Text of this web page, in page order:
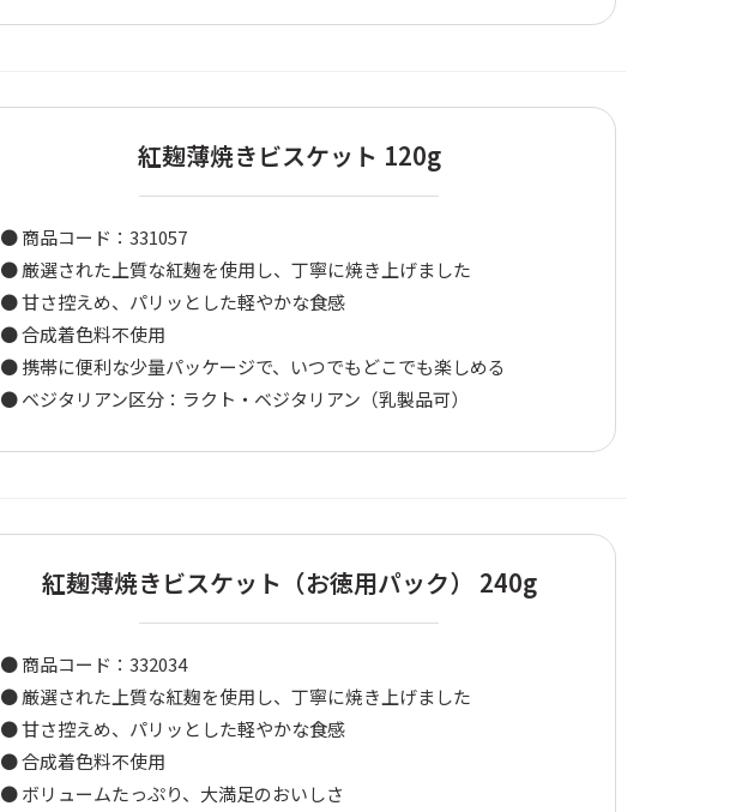
紅麹薄焼きビスケット 120g
● 商品コード：331057
● 厳選された上質な紅麹を使用し、丁寧に焼き上げました
● 甘さ控えめ、パリッとした軽やかな食感
● 合成着色料不使用
● 携帯に便利な少量パッケージで、いつでもどこでも楽しめる
● ベジタリアン区分：ラクト・ベジタリアン（乳製品可）
紅麹薄焼きビスケット（お徳用パック） 240g
● 商品コード：332034
● 厳選された上質な紅麹を使用し、丁寧に焼き上げました
● 甘さ控えめ、パリッとした軽やかな食感
● 合成着色料不使用
● ボリュームたっぷり、大満足のおいしさ